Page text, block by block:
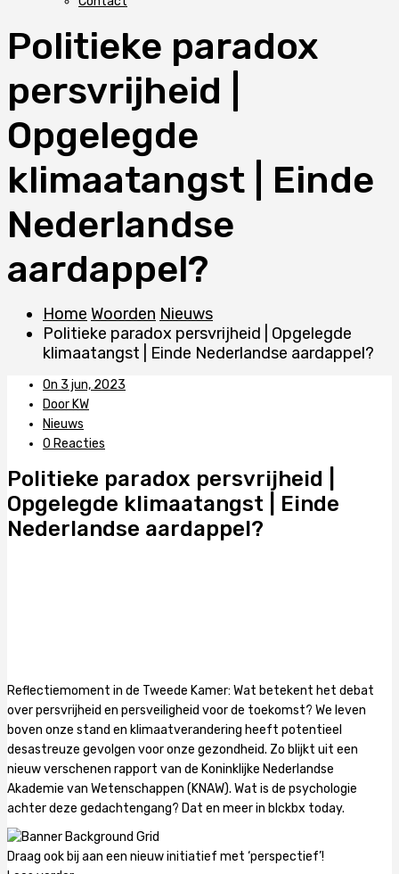
Politieke paradox
persvrijheid |
Opgelegde
klimaatangst | Einde
Nederlandse
aardappel?
Home Woorden Nieuws
Politieke paradox persvrijheid | Opgelegde
klimaatangst | Einde Nederlandse aardappel?
On 3 jun, 2023
Door KW
Nieuws
0 Reacties
Politieke paradox persvrijheid |
Opgelegde klimaatangst | Einde
Nederlandse aardappel?
Reflectiemoment in de Tweede Kamer: Wat betekent het debat
over persvrijheid en persveiligheid voor de toekomst? We leven
boven onze stand en klimaatverandering heeft potentieel
desastreuze gevolgen voor onze gezondheid. Zo blijkt uit een
nieuw verschenen rapport van de Koninklijke Nederlandse
Akademie van Wetenschappen (KNAW). Wat is de psychologie
achter deze gedachtengang? Dat en meer in blckbx today.
Draag ook bij aan een nieuw initiatief met ‘perspectief’!